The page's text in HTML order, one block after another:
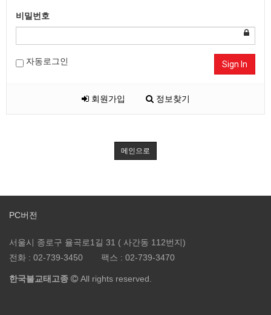
비밀번호
자동로그인 Sign In
회원가입 정보찾기
메인으로
PC버전
서울시 종로구 율곡로1길 31 ( 사간동 112번지)
전화 : 02-739-3450 팩스 : 02-739-3470
한국불교태고종 All rights reserved.